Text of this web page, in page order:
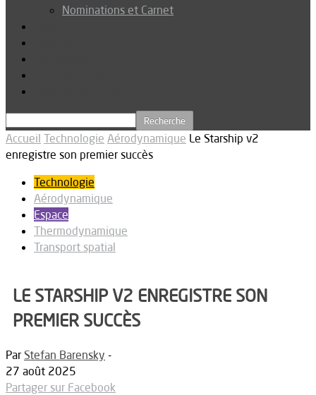
Nominations et Carnet
Accueil Technologie Aérodynamique Le Starship v2
enregistre son premier succès
Technologie
Aérodynamique
Espace
Thermodynamique
Transport spatial
LE STARSHIP V2 ENREGISTRE SON
PREMIER SUCCÈS
Par Stefan Barensky -
27 août 2025
Partager sur Facebook